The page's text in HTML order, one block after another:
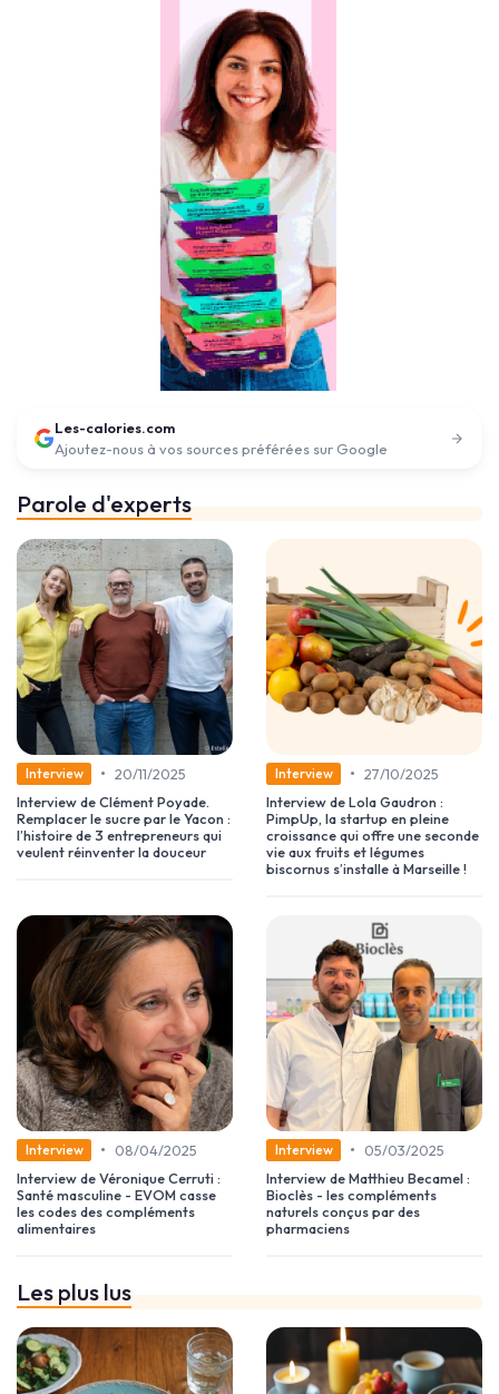
Les-calories.com
Ajoutez-nous à vos sources préférées sur Google
Parole d'experts
Interview • 20/11/2025
Interview de Clément Poyade.
Remplacer le sucre par le Yacon :
l’histoire de 3 entrepreneurs qui
veulent réinventer la douceur
Interview • 27/10/2025
Interview de Lola Gaudron :
PimpUp, la startup en pleine
croissance qui offre une seconde
vie aux fruits et légumes
biscornus s’installe à Marseille !
Interview •
08/04/2025
Interview de Véronique Cerruti :
Santé masculine - EVOM casse
les codes des compléments
alimentaires
Interview •
05/03/2025
Interview de Matthieu Becamel :
Bioclès - les compléments
naturels conçus par des
pharmaciens
Les plus lus